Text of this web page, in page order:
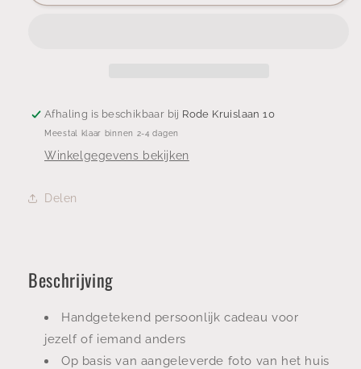
tas
tas
Afhaling is beschikbaar bij Rode Kruislaan 10
Meestal klaar binnen 2-4 dagen
Winkelgegevens bekijken
Delen
Beschrijving
Handgetekend persoonlijk cadeau voor
jezelf of iemand anders
Op basis van aangeleverde foto van het huis